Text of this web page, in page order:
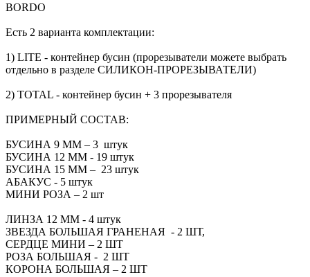
BORDO
Есть 2 варианта комплектации:
1) LITE - контейнер бусин (прорезыватели можете выбрать
отдельно в разделе СИЛИКОН-ПРОРЕЗЫВАТЕЛИ)
2) TOTAL - контейнер бусин + 3 прорезывателя
ПРИМЕРНЫЙ СОСТАВ:
БУСИНА 9 ММ – 3 штук
БУСИНА 12 ММ - 19 штук
БУСИНА 15 ММ – 23 штук
АБАКУС - 5 штук
МИНИ РОЗА – 2 шт
ЛИНЗА 12 ММ - 4 штук
ЗВЕЗДА БОЛЬШАЯ ГРАНЕНАЯ - 2 ШТ,
СЕРДЦЕ МИНИ – 2 ШТ
РОЗА БОЛЬШАЯ - 2 ШТ
КОРОНА БОЛЬШАЯ – 2 ШТ